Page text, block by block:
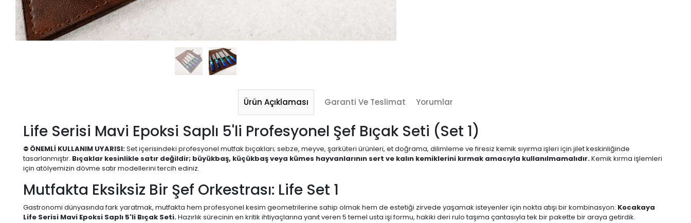
Ürün Açıklaması Garanti Ve Teslimat Yorumlar
Life Serisi Mavi Epoksi Saplı 5'li Profesyonel Şef Bıçak Seti (Set 1)
⛔ ÖNEMLİ KULLANIM UYARISI:Set içerisindeki profesyonel mutfak bıçakları; sebze, meyve, şarküteri ürünleri, et doğrama, dilimleme ve firesiz kemik sıyırma işleri için jilet keskinliğinde
tasarlanmıştır. Bıçaklar kesinlikle satır değildir; büyükbaş, küçükbaş veya kümes hayvanlarının sert ve kalın kemiklerini kırmak amacıyla kullanılmamalıdır.Kemik kırma işlemleri
için atölyemizin dövme satır modellerini tercih ediniz.
Mutfakta Eksiksiz Bir Şef Orkestrası: Life Set 1
Gastronomi dünyasında fark yaratmak, mutfakta hem profesyonel kesim geometrilerine sahip olmak hem de estetiği zirvede yaşamak isteyenler için nokta atışı bir kombinasyon: Kocakaya
Life Serisi Mavi Epoksi Saplı 5'li Bıçak Seti.Hazırlık sürecinin en kritik ihtiyaçlarına yanıt veren 5 temel usta işi formu, hakiki deri rulo taşıma çantasıyla tek bir pakette bir araya getirdik.